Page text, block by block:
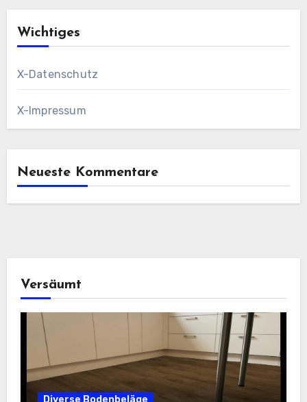
Wichtiges
X-Datenschutz
X-Impressum
Neueste Kommentare
Versäumt
Diverse Bodenbeläge